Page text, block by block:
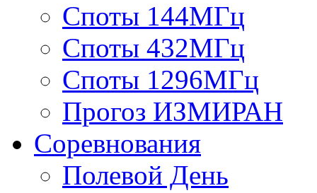
Споты 144МГц
Споты 432МГц
Споты 1296МГц
Прогоз ИЗМИРАН
Соревнования
Полевой День